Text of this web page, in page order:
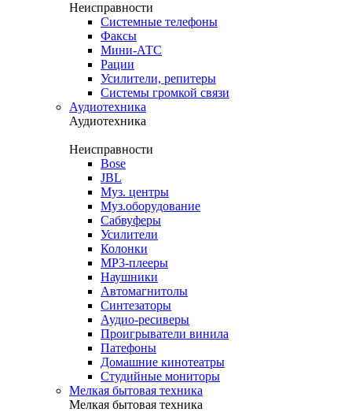
Неисправности
Системные телефоны
Факсы
Мини-АТС
Рации
Усилители, репитеры
Системы громкой связи
Аудиотехника
Аудиотехника
Неисправности
Bose
JBL
Муз. центры
Муз.оборудование
Сабвуферы
Усилители
Колонки
MP3-плееры
Наушники
Автомагнитолы
Синтезаторы
Аудио-ресиверы
Проигрыватели винила
Патефоны
Домашние кинотеатры
Студийные мониторы
Мелкая бытовая техника
Мелкая бытовая техника